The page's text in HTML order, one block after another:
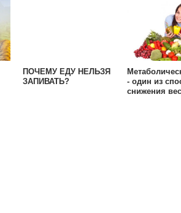
ПОЧЕМУ ЕДУ НЕЛЬЗЯ
ЗАПИВАТЬ?
- один из
снижения